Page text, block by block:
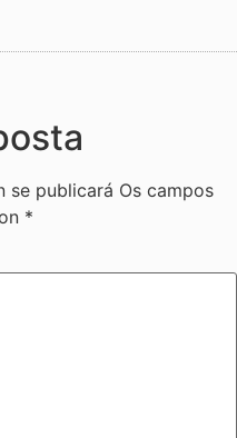
se publicará Os campos
*